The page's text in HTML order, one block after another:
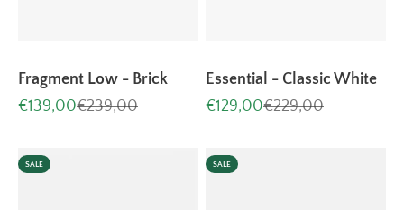
Fragment Low - Brick
Aanbiedingsprijs
€139,00Normale prijs
€239,00
Essential - Classic White
Aanbiedingsprijs
€129,00Normale prijs
€229,00
SALE SALE